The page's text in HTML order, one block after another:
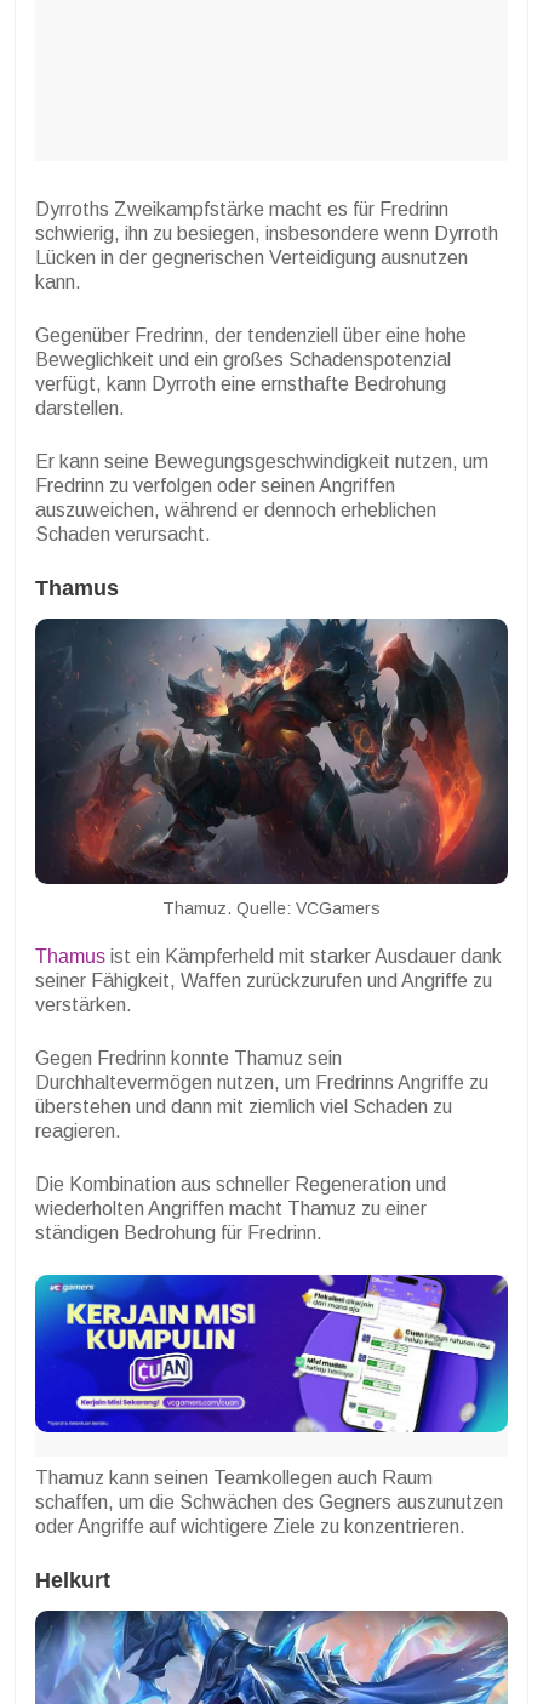
Dyrroths Zweikampfstärke macht es für Fredrinn
schwierig, ihn zu besiegen, insbesondere wenn Dyrroth
Lücken in der gegnerischen Verteidigung ausnutzen
kann.
Gegenüber Fredrinn, der tendenziell über eine hohe
Beweglichkeit und ein großes Schadenspotenzial
verfügt, kann Dyrroth eine ernsthafte Bedrohung
darstellen.
Er kann seine Bewegungsgeschwindigkeit nutzen, um
Fredrinn zu verfolgen oder seinen Angriffen
auszuweichen, während er dennoch erheblichen
Schaden verursacht.
Thamus
Thamuz. Quelle: VCGamers
Thamus ist ein Kämpferheld mit starker Ausdauer dank
seiner Fähigkeit, Waffen zurückzurufen und Angriffe zu
verstärken.
Gegen Fredrinn konnte Thamuz sein
Durchhaltevermögen nutzen, um Fredrinns Angriffe zu
überstehen und dann mit ziemlich viel Schaden zu
reagieren.
Die Kombination aus schneller Regeneration und
wiederholten Angriffen macht Thamuz zu einer
ständigen Bedrohung für Fredrinn.
Thamuz kann seinen Teamkollegen auch Raum
schaffen, um die Schwächen des Gegners auszunutzen
oder Angriffe auf wichtigere Ziele zu konzentrieren.
Helkurt